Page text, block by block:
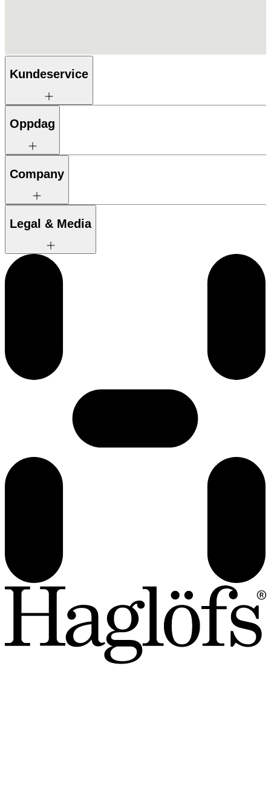
Kundeservice
Oppdag
Company
Legal & Media